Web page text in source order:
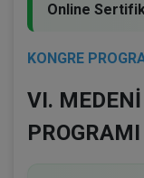
Online
KONGRE
VI.
PROGRAMI